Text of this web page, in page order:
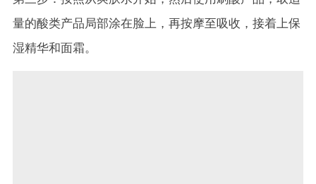
量的酸类产品局部涂在脸上，再按摩至吸收，接着上保
湿精华和面霜。